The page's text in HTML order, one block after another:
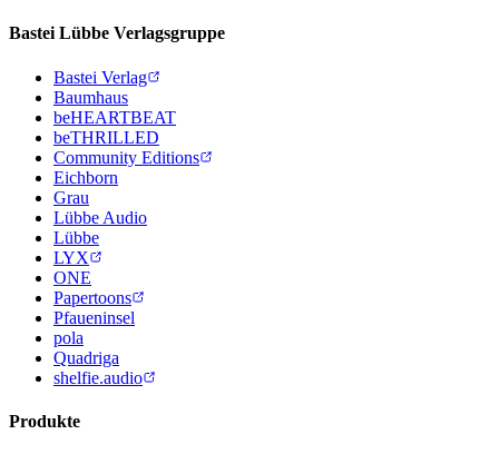
Bastei Lübbe Verlagsgruppe
Bastei Verlag
Baumhaus
beHEARTBEAT
beTHRILLED
Community Editions
Eichborn
Grau
Lübbe Audio
Lübbe
LYX
ONE
Papertoons
Pfaueninsel
pola
Quadriga
shelfie.audio
Produkte